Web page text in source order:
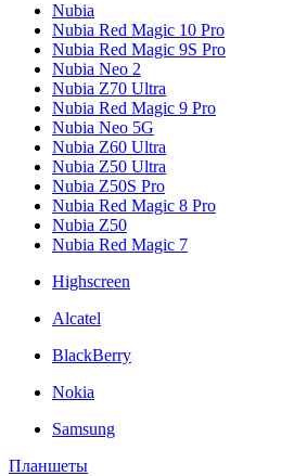
Nubia
Nubia Red Magic 10 Pro
Nubia Red Magic 9S Pro
Nubia Neo 2
Nubia Z70 Ultra
Nubia Red Magic 9 Pro
Nubia Neo 5G
Nubia Z60 Ultra
Nubia Z50 Ultra
Nubia Z50S Pro
Nubia Red Magic 8 Pro
Nubia Z50
Nubia Red Magic 7
Highscreen
Alcatel
BlackBerry
Nokia
Samsung
Планшеты